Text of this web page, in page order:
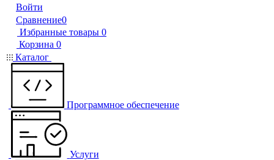
Войти
Сравнение0
Избранные товары 0
Корзина 0
Каталог
Программное обеспечение
Услуги